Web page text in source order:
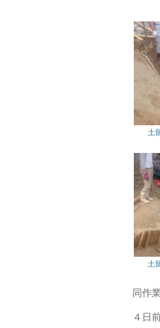
土
土
同作
４日